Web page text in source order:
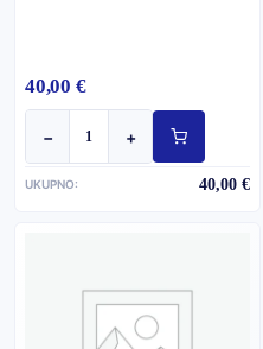
40,00 €
− +
UKUPNO: 40,00 €